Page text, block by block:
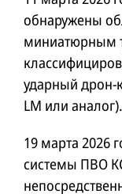
обнаружены
миниатюрным
ударный дрон-
LM или аналог).
19 марта 2026
системы ПВО